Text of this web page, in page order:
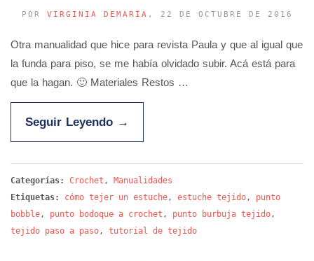
POR VIRGINIA DEMARÍA , 22 DE OCTUBRE DE 2016
Otra manualidad que hice para revista Paula y que al igual que
la funda para piso, se me había olvidado subir. Acá está para
que la hagan. 🙂 Materiales Restos …
Seguir Leyendo →
Categorías: Crochet , Manualidades
Etiquetas:
cómo tejer un estuche , estuche tejido , punto
bobble , punto bodoque a crochet , punto burbuja tejido ,
tejido paso a paso , tutorial de tejido